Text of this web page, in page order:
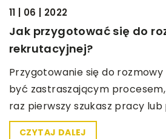
11 | 06 | 2022
Jak przygotować się do
rekrutacyjnej?
Przygotowanie się do
być zastraszającym procesem,
raz pierwszy szukasz pracy
CZYTAJ DALEJ